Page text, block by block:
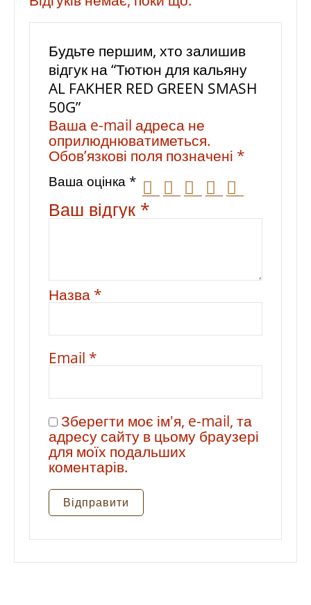
Будьте першим, хто залишив
відгук на “Тютюн для кальяну
AL FAKHER RED GREEN SMASH
50G”
Ваша e-mail адреса не
оприлюднюватиметься.
Обов’язкові поля позначені *
Ваша оцінка *
Ваш відгук *
Назва *
Email *
Зберегти моє ім'я, e-mail, та
адресу сайту в цьому браузері
для моїх подальших
коментарів.